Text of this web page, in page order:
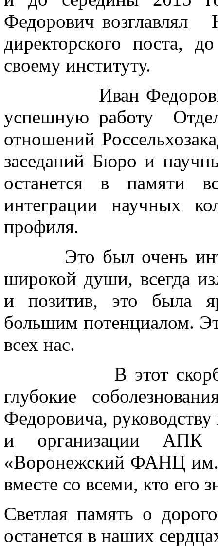
Федорович
директорского поста,
своему институту.
Иван Федорович
успешную работу
отношений
заседаний Бюро и
останется в памяти
интеграции научных
профиля.
Это был очень
широкой души, всегда
и позитив, это была
большим потенциалом.
всех нас.
В этот скорбный
глубокие
Федоровича,
и организации
«Воронежский ФАНЦ
вместе со всеми, кто его
Светлая память о
останется в наших